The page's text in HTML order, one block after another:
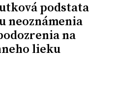
podstata
neoznámenia
na
lieku